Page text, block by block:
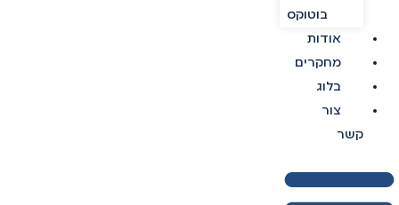
בוטוקס
אודות
מחקרים
בלוג
צור
קשר